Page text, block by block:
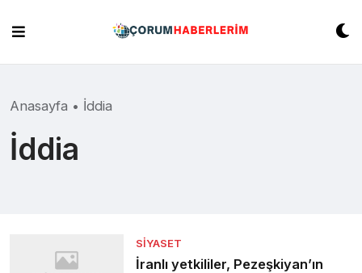
content
Anasayfa • İddia
İddia
SIYASET
İranlı yetkililer, Pezeşkiyan’ın